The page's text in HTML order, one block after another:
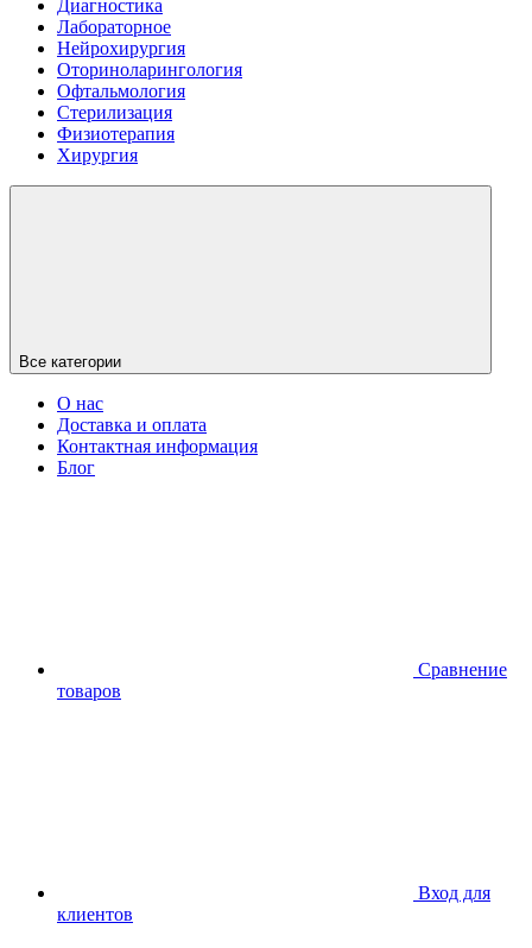
Диагностика
Лабораторное
Нейрохирургия
Оториноларингология
Офтальмология
Cтерилизация
Физиотерапия
Хирургия
Все категории
О нас
Доставка и оплата
Контактная информация
Блог
Сравнение
товаров
Вход для
клиентов